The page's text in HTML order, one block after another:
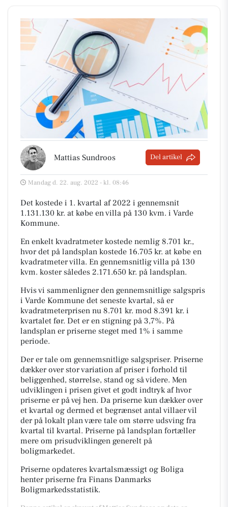
Mattias Sundroos Del artikel
Mandag d. 22. aug. 2022 - kl. 08:46
Det kostede i 1. kvartal af 2022 i gennemsnit
1.131.130 kr. at købe en villa på 130 kvm. i Varde
Kommune.
En enkelt kvadratmeter kostede nemlig 8.701 kr.,
hvor det på landsplan kostede 16.705 kr. at købe en
kvadratmeter villa. En gennemsnitlig villa på 130
kvm. koster således 2.171.650 kr. på landsplan.
Hvis vi sammenligner den gennemsnitlige salgspris
i Varde Kommune det seneste kvartal, så er
kvadratmeterprisen nu 8.701 kr. mod 8.391 kr. i
kvartalet før. Det er en stigning på 3,7%. På
landsplan er priserne steget med 1% i samme
periode.
Der er tale om gennemsnitlige salgspriser. Priserne
dækker over stor variation af priser i forhold til
beliggenhed, størrelse, stand og så videre. Men
udviklingen i prisen givet et godt indtryk af hvor
priserne er på vej hen. Da priserne kun dækker over
et kvartal og dermed et begrænset antal villaer vil
der på lokalt plan være tale om større udsving fra
kvartal til kvartal. Priserne på landsplan fortæller
mere om prisudviklingen generelt på
boligmarkedet.
Priserne opdateres kvartalsmæssigt og Boliga
henter priserne fra Finans Danmarks
Boligmarkedsstatistik.